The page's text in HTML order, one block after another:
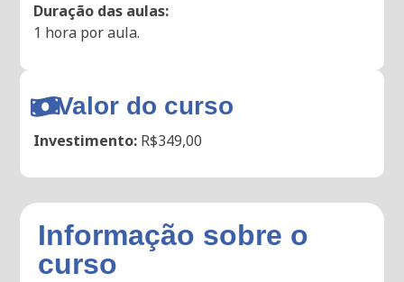
Duração das aulas:
1 hora por aula.
Valor do curso
Investimento: R$349,00
Informação sobre o
curso